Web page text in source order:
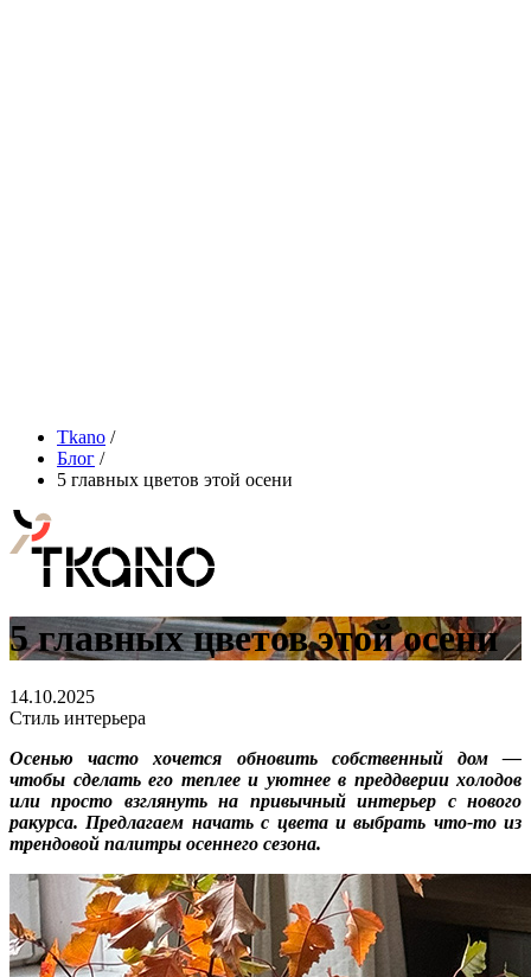
Tkano /
Блог /
5 главных цветов этой осени
5 главных цветов этой осени
14.10.2025
Стиль интерьера
Осенью часто хочется обновить собственный дом —
чтобы сделать его теплее и уютнее в преддверии холодов
или просто взглянуть на привычный интерьер с нового
ракурса. Предлагаем начать с цвета и выбрать что-то из
трендовой палитры осеннего сезона.